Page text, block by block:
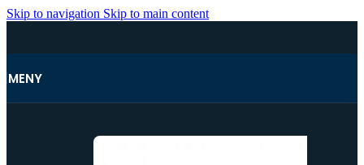
Skip to navigation Skip to main content
MENY
Hjem/